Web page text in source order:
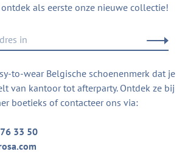
als eerste onze nieuwe collectie!
to-wear Belgische schoenenmerk dat je
van kantoor tot afterparty. Ontdek ze bij
boetieks of contacteer ons via:
33 50